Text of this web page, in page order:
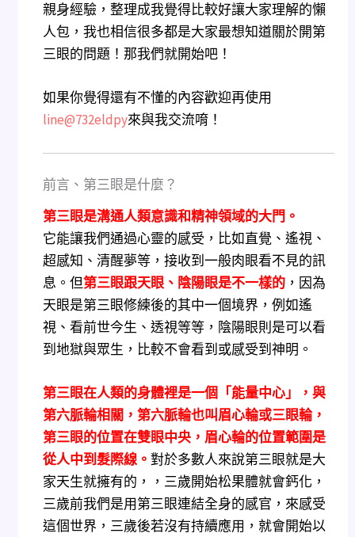
親身經驗，整理成我覺得比較好讓大家理解的懶
人包，我也相信很多都是大家最想知道關於開第
三眼的問題！那我們就開始吧！
如果你覺得還有不懂的內容歡迎再使用
line@732eldpy來與我交流唷！
前言、第三眼是什麼？
第三眼是溝通人類意識和精神領域的大門。
它能讓我們通過心靈的感受，比如直覺、遙視、
超感知、清醒夢等，接收到一般肉眼看不見的訊
息。但第三眼跟天眼、陰陽眼是不一樣的，因為
天眼是第三眼修練後的其中一個境界，例如遙
視、看前世今生、透視等等，陰陽眼則是可以看
到地獄與眾生，比較不會看到或感受到神明。
第三眼在人類的身體裡是一個「能量中心」，與
第六脈輪相關，第六脈輪也叫眉心輪或三眼輪，
第三眼的位置在雙眼中央，眉心輪的位置範圍是
從人中到髮際線。 對於多數人來說第三眼就是大
家天生就擁有的，，三歲開始松果體就會鈣化，
三歲前我們是用第三眼連結全身的感官，來感受
這個世界，三歲後若沒有持續應用，就會開始以